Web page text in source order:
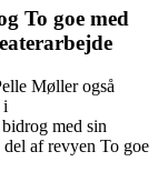
To goe med
Møller også
i
med sin
af revyen To goe